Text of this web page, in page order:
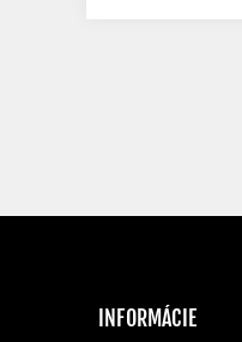
INFORMÁCIE